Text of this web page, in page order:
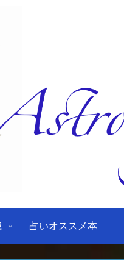
占いオススメ本